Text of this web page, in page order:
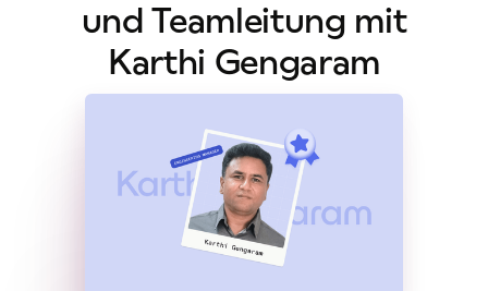
und Teamleitung mit
Karthi Gengaram